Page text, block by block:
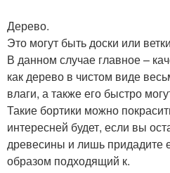
Дерево.
Это могут быть доски или
В данном случае главное –
как дерево в чистом виде
влаги, а также его быстро
Такие бортики можно
интересней будет, если вы
древесины и лишь придадите
образом подходящий к.